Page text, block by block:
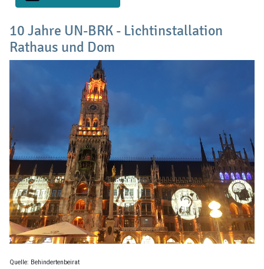
10 Jahre UN-BRK - Lichtinstallation
Rathaus und Dom
Quelle: Behindertenbeirat